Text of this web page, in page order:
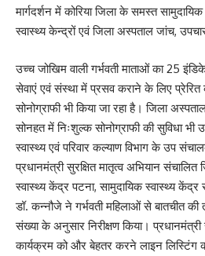
मार्गदर्शन में कोरिया जिला के समस्त
स्वास्थ्य केन्द्रों एवं जिला अस्पताल जांच,
उच्च जोखिम वाली गर्भवती माताओं का 25
सेवाएं एवं संस्था में प्रसव कराने के लिए प्रेरित
सोनोग्राफी भी किया जा रहा है। जिला
सोनहत में निःशुल्क सोनोग्राफी की सुविधा
स्वास्थ्य एवं परिवार कल्याण विभाग के उप
प्रधानमंत्री सुरक्षित मातृत्व अभियान
स्वास्थ्य केंद्र पटना, सामुदायिक स्वास्थ्य केंद्र
डॉ. कन्नौजे ने गर्भवती महिलाओं से बातचीत
संख्या के अनुसार निरीक्षण किया। प्रधानमंत्री
कार्यक्रम को और बेहतर करने लाइन लिस्टिंग